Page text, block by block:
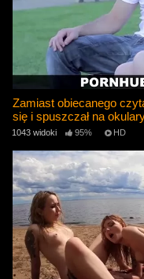
Zamiast obiecanego
się i spuszczał na
1043 widoki 95% HD